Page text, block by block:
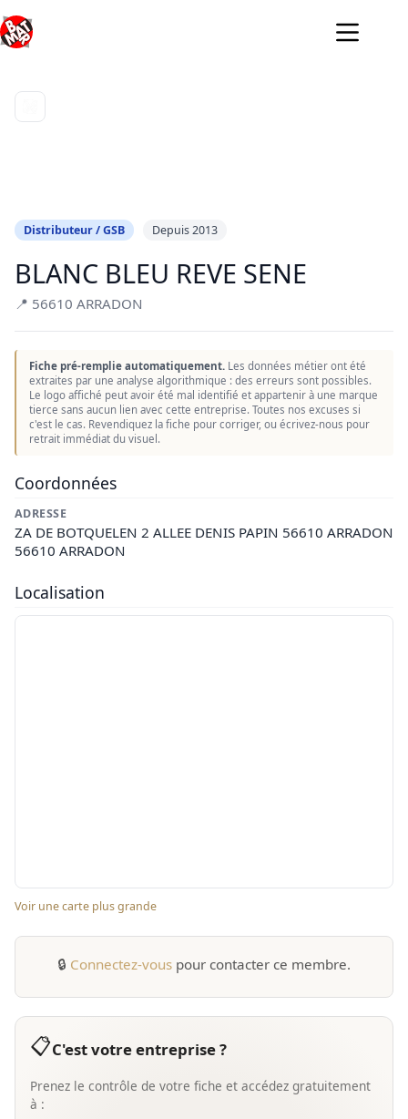
au
contenu
Distributeur / GSB Depuis 2013
BLANC BLEU REVE SENE
📍 56610 ARRADON
Fiche pré-remplie automatiquement. Les données métier ont été
extraites par une analyse algorithmique : des erreurs sont possibles.
Le logo affiché peut avoir été mal identifié et appartenir à une marque
tierce sans aucun lien avec cette entreprise. Toutes nos excuses si
c'est le cas. Revendiquez la fiche pour corriger, ou écrivez-nous pour
retrait immédiat du visuel.
Coordonnées
ADRESSE
ZA DE BOTQUELEN 2 ALLEE DENIS PAPIN 56610 ARRADON
56610 ARRADON
Localisation
Voir une carte plus grande
🔒 Connectez-vous pour contacter ce membre.
📋C'est votre entreprise ?
Prenez le contrôle de votre fiche et accédez gratuitement
à :